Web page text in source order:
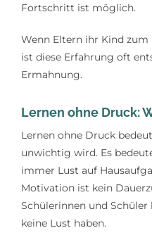
Fortschritt ist möglich.
Wenn Eltern ihr Kind
ist diese Erfahrung oft
Ermahnung.
Lernen ohne Druck:
Lernen ohne Druck
unwichtig wird. Es
immer Lust auf
Motivation ist kein
Schülerinnen und Schüler
keine Lust haben.